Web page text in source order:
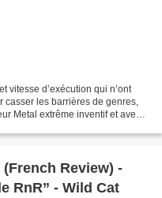
vitesse d’exécution qui n’ont
casser les barrières de genres,
Metal extrême inventif et avec
Review) -
RnR” - Wild Cat